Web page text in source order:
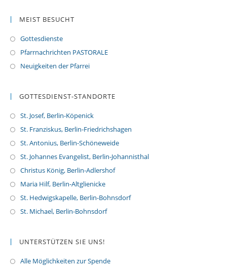
MEIST BESUCHT
Gottesdienste
Pfarrnachrichten PASTORALE
Neuigkeiten der Pfarrei
GOTTESDIENST-STANDORTE
St. Josef, Berlin-Köpenick
St. Franziskus, Berlin-Friedrichshagen
St. Antonius, Berlin-Schöneweide
St. Johannes Evangelist, Berlin-Johannisthal
Christus König, Berlin-Adlershof
Maria Hilf, Berlin-Altglienicke
St. Hedwigskapelle, Berlin-Bohnsdorf
St. Michael, Berlin-Bohnsdorf
UNTERSTÜTZEN SIE UNS!
Alle Möglichkeiten zur Spende